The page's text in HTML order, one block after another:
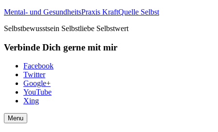
Mental- und GesundheitsPraxis KraftQuelle Selbst
Selbstbewusstsein Selbstliebe Selbstwert
Verbinde Dich gerne mit mir
Facebook
Twitter
Google+
YouTube
Xing
Menu